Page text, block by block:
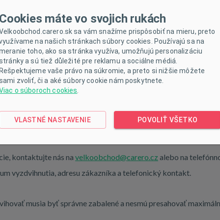
služby GLS alebo Geis do 24 hodín od expedície.
zašle formou sms správy.
kg, budeme musieť zásielku zaslať na palete.
prevodom, úhradu vykonáte na účet FIO banky, as
keď si kliknete na vytvoriť promofaktúre u danej
kontaktujte nás na velkoobchod@carero.cz alebo na
vyzdvihnutia, adresu zákazníka a telefonický kontakt.
musia byť správne zabalené a nesmú presahovať
Cookies máte vo svojich rukách
sa vám snažíme prispôsobiť na mieru, preto
na našich stránkach súbory cookies. Používajú sa na
toho, ako sa stránka využíva, umožňujú personalizáciu
a sú tiež důležité pre reklamu a sociálne médiá.
Rešpektujeme vaše právo na súkromie, a preto si nižšie môžete
zvoliť, či a aké súbory cookie nám poskytnete.
o súboroch cookies
VLASTNÉ NASTAVENIE POVOLIŤ VŠETKO